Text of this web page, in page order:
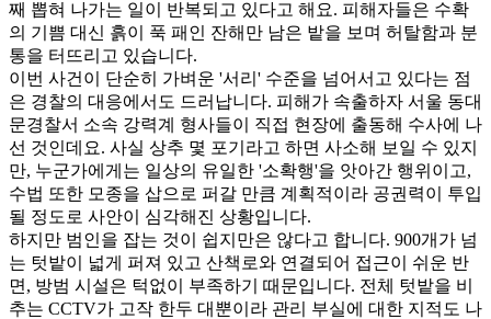
째 뽑혀 나가는 일이 반복되고 있다고 해요. 피해자들은 수확
의 기쁨 대신 흙이 푹 패인 잔해만 남은 밭을 보며 허탈함과 분
통을 터뜨리고 있습니다.
이번 사건이 단순히 가벼운 '서리' 수준을 넘어서고 있다는 점
은 경찰의 대응에서도 드러납니다. 피해가 속출하자 서울 동대
문경찰서 소속 강력계 형사들이 직접 현장에 출동해 수사에 나
선 것인데요. 사실 상추 몇 포기라고 하면 사소해 보일 수 있지
만, 누군가에게는 일상의 유일한 '소확행'을 앗아간 행위이고,
수법 또한 모종을 삽으로 퍼갈 만큼 계획적이라 공권력이 투입
될 정도로 사안이 심각해진 상황입니다.
하지만 범인을 잡는 것이 쉽지만은 않다고 합니다. 900개가 넘
는 텃밭이 넓게 퍼져 있고 산책로와 연결되어 접근이 쉬운 반
면, 방범 시설은 턱없이 부족하기 때문입니다. 전체 텃밭을 비
추는 CCTV가 고작 한두 대뿐이라 관리 부실에 대한 지적도 나